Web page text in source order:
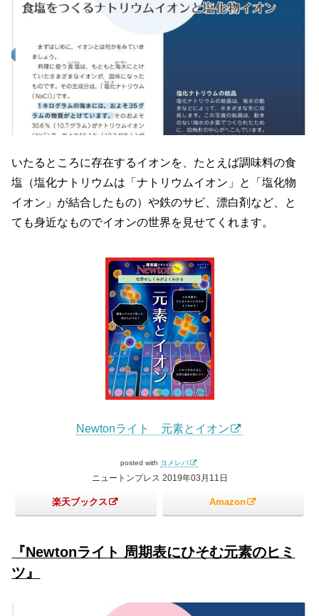
いたるところに存在するイオンを、たとえば調味料の食
塩（塩化ナトリウムは「ナトリウムイオン」と「塩化物
イオン」が結合したもの）や鉄のサビ、漂白剤など、と
ても身近なものでイオンの世界を見せてくれます。
Newtonライト 元素とイオン
posted with ヨメレバ
ニュートンプレス 2019年03月11日
楽天ブックス Amazon
『Newtonライト 周期表にひそむ元素のヒミ
ツ』